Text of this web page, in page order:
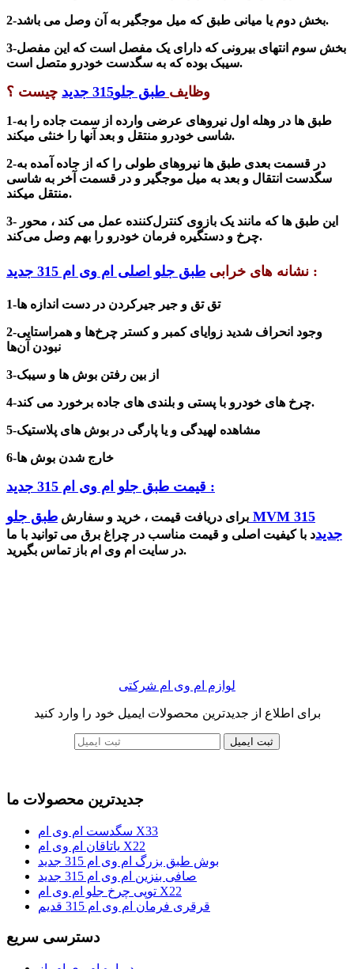
2-بخش دوم یا میانی طبق که میل موجگیر به آن وصل می باشد.
3-بخش سوم انتهای بیرونی که دارای یک مفصل است که این مفصل
سیبک بوده که به سگدست خودرو متصل است.
وظایف طبق جلو315 جدید چیست ؟
1-طبق ها در وهله اول نیروهای عرضی وارده از سمت جاده را به
شاسی خودرو منتقل و بعد آنها را خنثی میکند.
2-در قسمت بعدی طبق ها نیروهای طولی را که از جاده آمده به
سگدست انتقال و بعد به میل موجگیر و در قسمت آخر به شاسی
منتقل میکند.
3-
چرخ و دستگیره فرمان خودرو را بهم وصل می‌کند.
نشانه های خرابی طبق جلو اصلی ام وی ام 315 جدید :
1-تق تق و جیر جیرکردن در دست اندازه ها
2-وجود انحراف شدید زوایای کمبر و کستر چرخ‌ها و همراستایی
نبودن آن‌ها
3-از بین رفتن بوش ها و سیبک
4-چرخ های خودرو با پستی و بلندی های جاده برخورد می کند.
5-مشاهده لهیدگی و یا پارگی در بوش های پلاستیک
6-خارج شدن بوش ها
قیمت طبق جلو ام وی ام 315 جدید :
برای دریافت قیمت ، خرید و سفارش طبق جلو MVM 315
جدیدد با کیفیت اصلی و قیمت مناسب در چراغ برق می توانید با ما
در سایت ام وی ام باز تماس بگیرید.
لوازم ام وی ام شرکتی
برای اطلاع از جدیدترین محصولات ایمیل خود را وارد کنید
ثبت ایمیل
جدیدترین محصولات ما
سگدست ام وی ام X33
یاتاقان ام وی ام X22
بوش طبق بزرگ ام وی ام 315 جدید
صافی بنزین ام وی ام 315 جدید
توپی چرخ جلو ام وی ام X22
قرقری فرمان ام وی ام 315 قدیم
دسترسی سریع